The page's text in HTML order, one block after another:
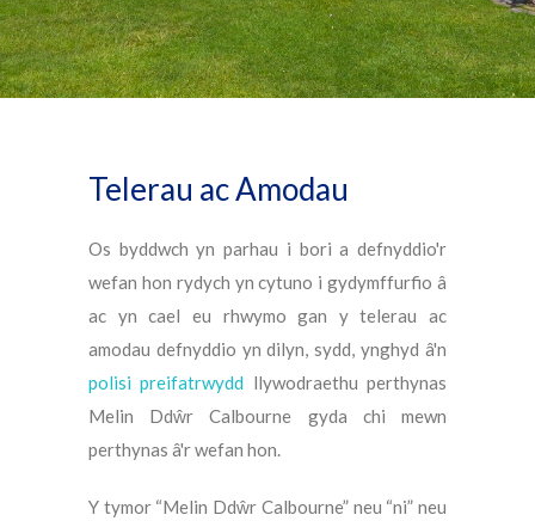
Telerau ac Amodau
Os byddwch yn parhau i bori a defnyddio'r
wefan hon rydych yn cytuno i gydymffurfio â
ac yn cael eu rhwymo gan y telerau ac
amodau defnyddio yn dilyn, sydd, ynghyd â'n
polisi preifatrwydd llywodraethu perthynas
Melin Ddŵr Calbourne gyda chi mewn
perthynas â'r wefan hon.
Y tymor “Melin Ddŵr Calbourne” neu “ni” neu